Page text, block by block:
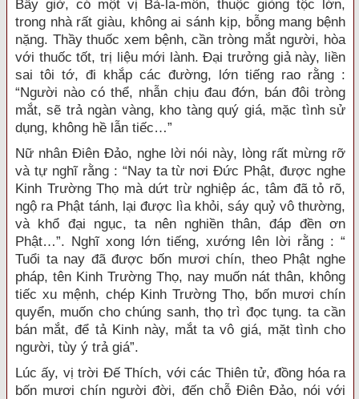
Bấy giờ, có một vị Bà-la-môn, thuộc giòng tộc lớn,
trong nhà rất giàu, không ai sánh kịp, bỗng mang bệnh
nặng. Thầy thuốc xem bệnh, cần tròng mắt người, hòa
với thuốc tốt, trị liệu mới lành. Đại trưởng giả này, liền
sai tôi tớ, đi khắp các đường, lớn tiếng rao rằng :
“Người nào có thể, nhẫn chịu đau đớn, bán đôi tròng
mắt, sẽ trả ngàn vàng, kho tàng quý giá, mặc tình sử
dụng, không hề lẫn tiếc…”
Nữ nhân Điên Đảo, nghe lời nói này, lòng rất mừng rỡ
và tự nghĩ rằng : “Nay ta từ nơi Đức Phật, được nghe
Kinh Trường Thọ mà dứt trừ nghiệp ác, tâm đã tỏ rõ,
ngộ ra Phật tánh, lại được lìa khỏi, sáy quỷ vô thường,
và khổ đại ngục, ta nên nghiền thân, đáp đền ơn
Phật…”. Nghĩ xong lớn tiếng, xướng lên lời rằng : “
Tuổi ta nay đã được bốn mươi chín, theo Phật nghe
pháp, tên Kinh Trường Thọ, nay muốn nát thân, không
tiếc xu mệnh, chép Kinh Trường Thọ, bốn mươi chín
quyển, muốn cho chúng sanh, thọ trì đọc tụng. ta cần
bán mắt, để tả Kinh này, mắt ta vô giá, mặt tình cho
người, tùy ý trả giá”.
Lúc ấy, vị trời Đế Thích, với các Thiên tử, đồng hóa ra
bốn mươi chín người đời, đến chỗ Điên Đảo, nói với